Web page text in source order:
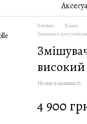
Головна Ванна
Змішувач для
високий
Немає в наявності
4 900